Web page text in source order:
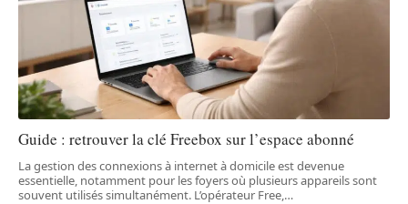
Guide : retrouver la clé Freebox sur l’espace abonné
La gestion des connexions à internet à domicile est devenue
essentielle, notamment pour les foyers où plusieurs appareils sont
souvent utilisés simultanément. L’opérateur Free,…